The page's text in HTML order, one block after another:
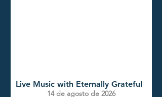
Live Music with Eternally Grateful
14 de agosto de 2026